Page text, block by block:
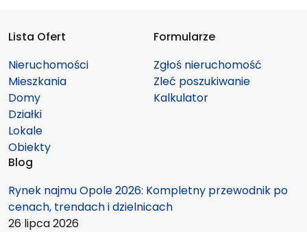
Lista Ofert
Nieruchomości
Mieszkania
Domy
Działki
Lokale
Obiekty
Formularze
Zgłoś nieruchomość
Zleć poszukiwanie
Kalkulator
Blog
Rynek najmu Opole 2026: Kompletny przewodnik po
cenach, trendach i dzielnicach
26 lipca 2026